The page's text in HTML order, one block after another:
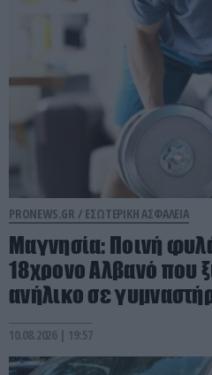
PRONEWS.GR / ΕΣΩΤΕΡΙΚΗ ΑΣΦΑΛΕΙΑ
Μαγνησία: Ποινή
18χρονο Αλβανό που
ανήλικο σε
10.08.2026 | 19:57